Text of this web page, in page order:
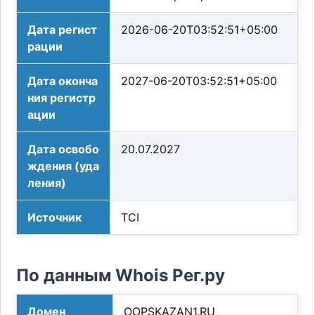
Дата регист
рации
2026-06-20T03:52:51+05:00
Дата оконча
ния регистр
ации
2027-06-20T03:52:51+05:00
Дата освобо
ждения (уда
ления)
20.07.2027
Источник TCI
По данным Whois Рег.ру
Домен OOPSKAZAN1.RU